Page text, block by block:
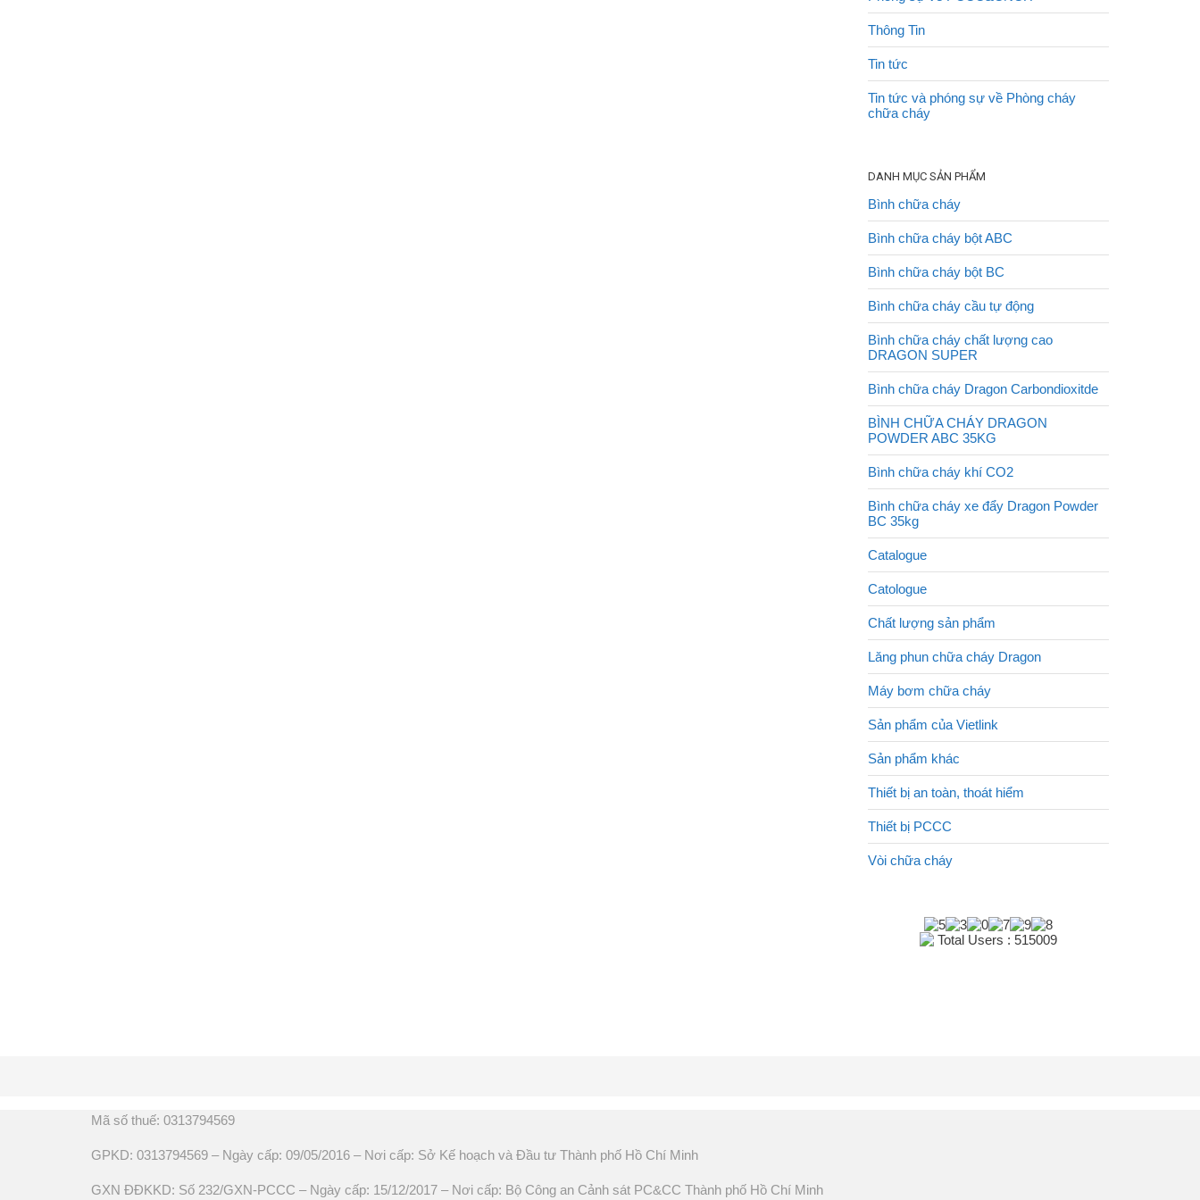
Thông Tin
Tin tức
Tin tức và phóng sự về Phòng cháy
chữa cháy
DANH MỤC SẢN PHẨM
Bình chữa cháy
Bình chữa cháy bột ABC
Bình chữa cháy bột BC
Bình chữa cháy cầu tự động
Bình chữa cháy chất lượng cao
DRAGON SUPER
Bình chữa cháy Dragon Carbondioxitde
BÌNH CHỮA CHÁY DRAGON
POWDER ABC 35KG
Bình chữa cháy khí CO2
Bình chữa cháy xe đẩy Dragon Powder
BC 35kg
Catalogue
Catologue
Chất lượng sản phẩm
Lăng phun chữa cháy Dragon
Máy bơm chữa cháy
Sản phẩm của Vietlink
Sản phẩm khác
Thiết bị an toàn, thoát hiểm
Thiết bị PCCC
Vòi chữa cháy
Total Users : 515009
Mã số thuế: 0313794569
GPKD: 0313794569 – Ngày cấp: 09/05/2016 – Nơi cấp: Sở Kế hoạch và Đầu tư Thành phố Hồ Chí Minh
GXN ĐĐKKD: Số 232/GXN-PCCC – Ngày cấp: 15/12/2017 – Nơi cấp: Bộ Công an Cảnh sát PC&CC Thành phố Hồ Chí Minh